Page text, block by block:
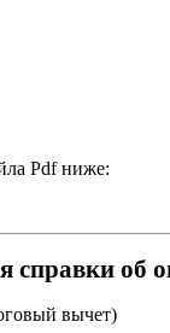
Pdf ниже:
об
вычет)